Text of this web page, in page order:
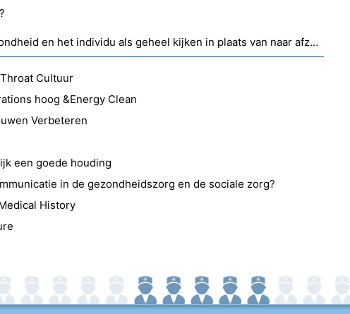
Wanneer we naar gezondheid en het individu als geheel kijken in plaats van naar afzonderlijke beschrijvingen?
Cultuur
hoog &Energy Clean
Verbeteren
een goede houding
in de gezondheidszorg en de sociale zorg?
History